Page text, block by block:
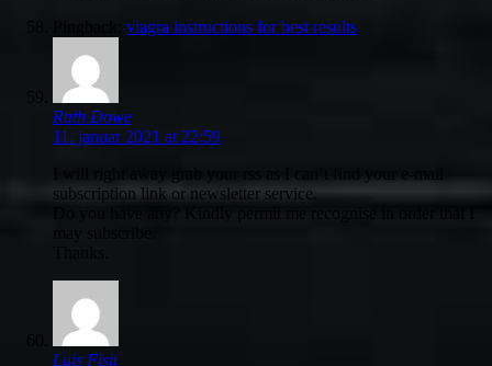
viagra instructions for best results
Ruth Dowe
11. januar 2021 at 22:59
subscription link or newsletter service.
Luis Fish